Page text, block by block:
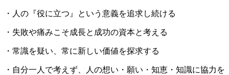
・人の『役に立つ』という意義を追求し続ける
・失敗や痛みこそ成長と成功の資本と考える
・常識を疑い、常に新しい価値を探求する
・自分一人で考えず、人の想い・願い・知恵・知識に協力を